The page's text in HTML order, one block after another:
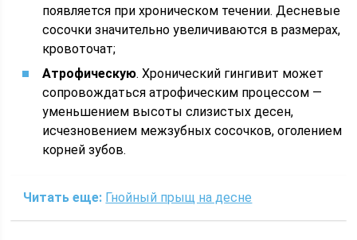
появляется при хроническом течении. Десневые
сосочки значительно увеличиваются в размерах,
кровоточат;
Атрофическую. Хронический гингивит может
сопровождаться атрофическим процессом —
уменьшением высоты слизистых десен,
исчезновением межзубных сосочков, оголением
корней зубов.
Читать еще: Гнойный прыщ на десне